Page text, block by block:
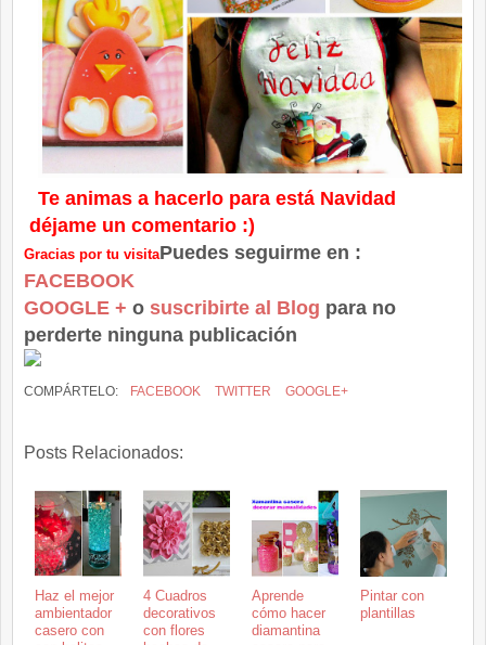
Te animas a hacerlo para está Navidad
déjame un comentario :)
Gracias por tu visitaPuedes seguirme en :
FACEBOOK
GOOGLE + o suscribirte al Blog para no
perderte ninguna publicación
COMPÁRTELO: FACEBOOK TWITTER GOOGLE+
Posts Relacionados:
Haz el mejor
ambientador
casero con
4 Cuadros
decorativos
con flores
Aprende
cómo hacer
diamantina
Pintar con
plantillas